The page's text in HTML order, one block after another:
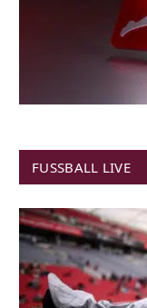
FUSSBALL LIVE